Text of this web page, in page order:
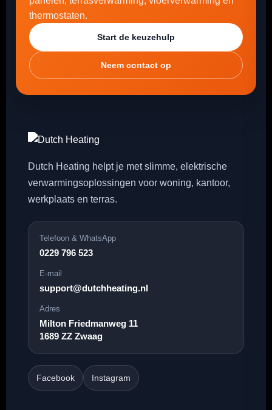
thermostaten.
Start de keuzehulp
Neem contact op
Dutch Heating helpt je met slimme, elektrische
verwarmingsoplossingen voor woning, kantoor,
werkplaats en terras.
Telefoon & WhatsApp
0229 796 523
E-mail
support@dutchheating.nl
Adres
Milton Friedmanweg 11
1689 ZZ Zwaag
Facebook Instagram